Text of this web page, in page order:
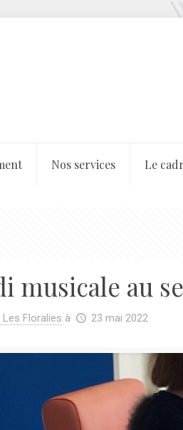
Nos services Le
musicale au
Floralies à 23 mai 2022